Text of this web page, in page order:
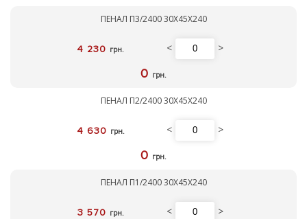
ПЕНАЛ П3/2400 30Х45Х240
4 230 грн. < >
0 грн.
ПЕНАЛ П2/2400 30Х45Х240
4 630 грн. < >
0 грн.
ПЕНАЛ П1/2400 30Х45Х240
3 570 грн. < >